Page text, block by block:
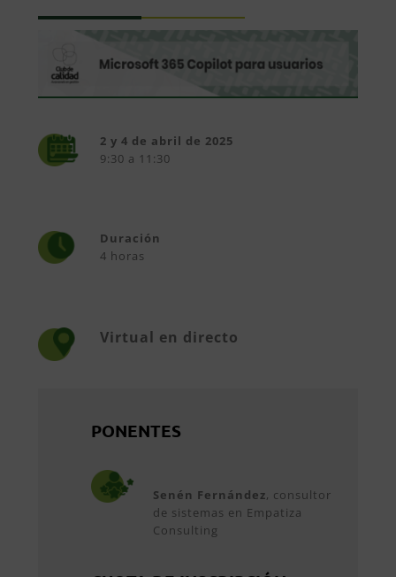
2 y 4 de abril de 2025
9:30 a 11:30
Duración
4 horas
Virtual en directo
PONENTES
Senén Fernández, consultor
de sistemas en Empatiza
Consulting